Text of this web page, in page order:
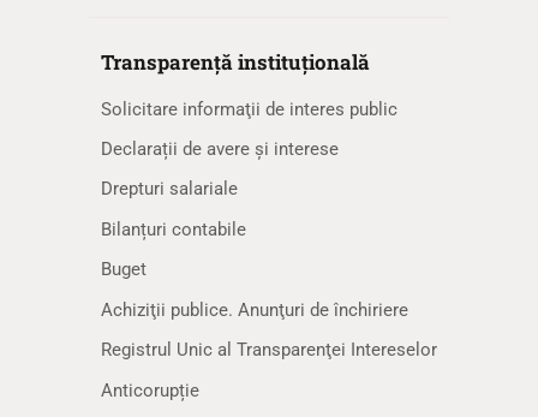
Transparență instituțională
Solicitare informaţii de interes public
Declarații de avere și interese
Drepturi salariale
Bilanțuri contabile
Buget
Achiziţii publice. Anunţuri de închiriere
Registrul Unic al Transparenţei Intereselor
Anticorupție